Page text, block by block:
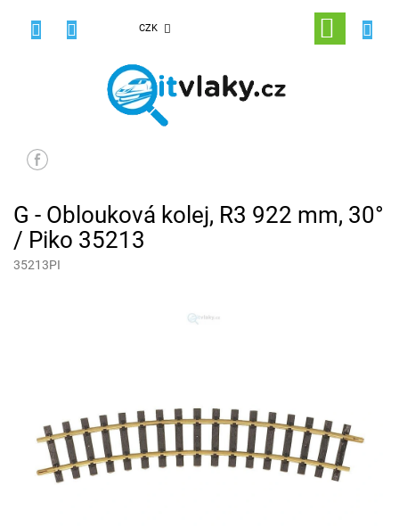
CZK
NÁKUPNÍ
KOŠÍK
G - Oblouková kolej, R3 922 mm, 30°
/ Piko 35213
35213PI